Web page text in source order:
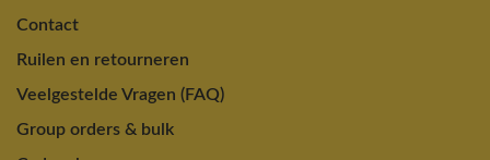
Contact
Ruilen en retourneren
Veelgestelde Vragen (FAQ)
Group orders & bulk